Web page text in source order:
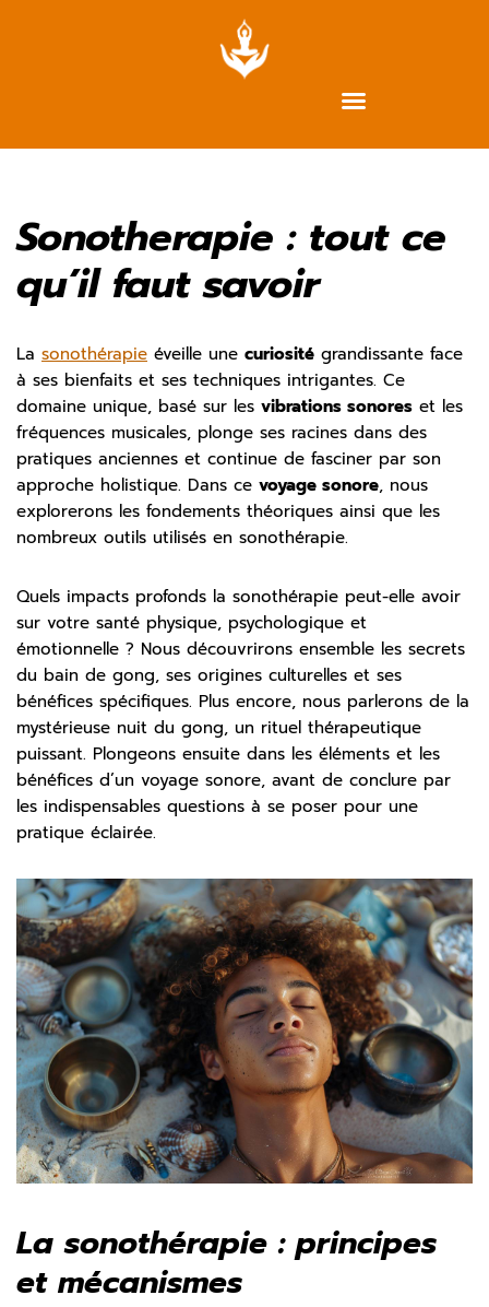
Sonotherapie : tout ce
qu’il faut savoir
La sonothérapie éveille une curiosité grandissante face
à ses bienfaits et ses techniques intrigantes. Ce
domaine unique, basé sur les vibrations sonores et les
fréquences musicales, plonge ses racines dans des
pratiques anciennes et continue de fasciner par son
approche holistique. Dans ce voyage sonore, nous
explorerons les fondements théoriques ainsi que les
nombreux outils utilisés en sonothérapie.
Quels impacts profonds la sonothérapie peut-elle avoir
sur votre santé physique, psychologique et
émotionnelle ? Nous découvrirons ensemble les secrets
du bain de gong, ses origines culturelles et ses
bénéfices spécifiques. Plus encore, nous parlerons de la
mystérieuse nuit du gong, un rituel thérapeutique
puissant. Plongeons ensuite dans les éléments et les
bénéfices d’un voyage sonore, avant de conclure par
les indispensables questions à se poser pour une
pratique éclairée.
La sonothérapie : principes
et mécanismes